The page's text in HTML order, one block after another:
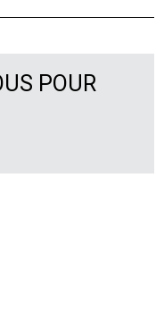
POUR